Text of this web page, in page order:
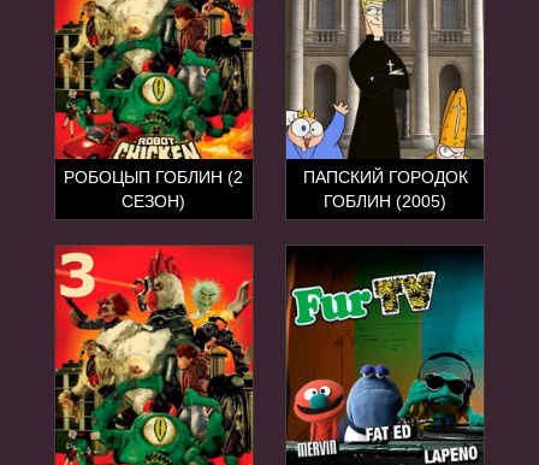
РОБОЦЫП ГОБЛИН (2
СЕЗОН)
ПАПСКИЙ ГОРОДОК
ГОБЛИН (2005)